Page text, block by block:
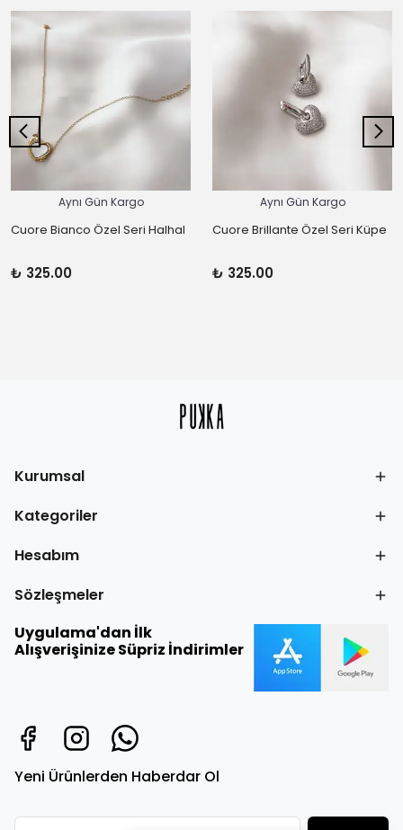
Aynı Gün Kargo
Cuore Bianco Özel Seri Halhal
₺ 325.00
Aynı Gün Kargo
Cuore Brillante Özel Seri Küpe
₺ 325.00
Kurumsal
Kategoriler
Hesabım
Sözleşmeler
Uygulama'dan İlk
Alışverişinize Süpriz İndirimler
Yeni Ürünlerden Haberdar Ol